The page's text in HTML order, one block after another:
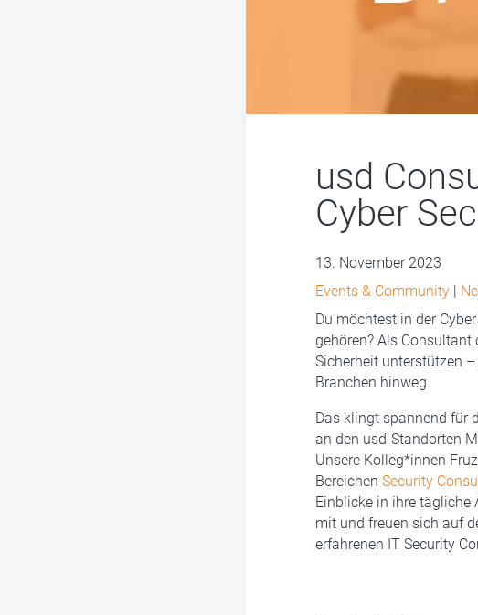
usd
Cyber
13. November 2023
Events & Community|
Du möchtest in der
gehören? Als
Sicherheit unterstützen
Branchen hinweg.
Das klingt spannend für
an den usd-Standorten
Unsere Kolleg*innen
Bereichen Security
Einblicke in ihre tägliche
mit und freuen sich auf
erfahrenen IT Security